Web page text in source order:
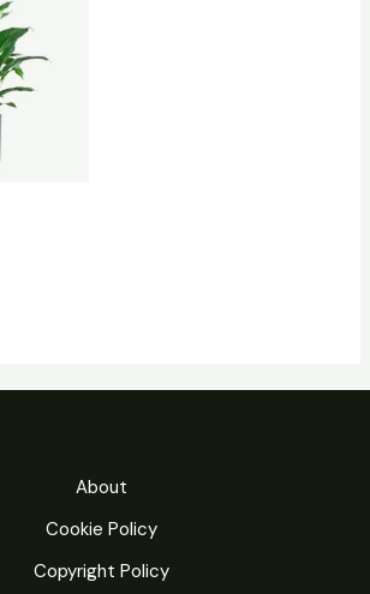
About
Cookie Policy
Copyright Policy